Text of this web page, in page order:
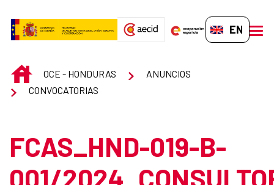
EN-GB
INICIOOCE - HONDURAS
ANUNCIOS
CONVOCATORIAS
FCAS_HND-019-B-
001/